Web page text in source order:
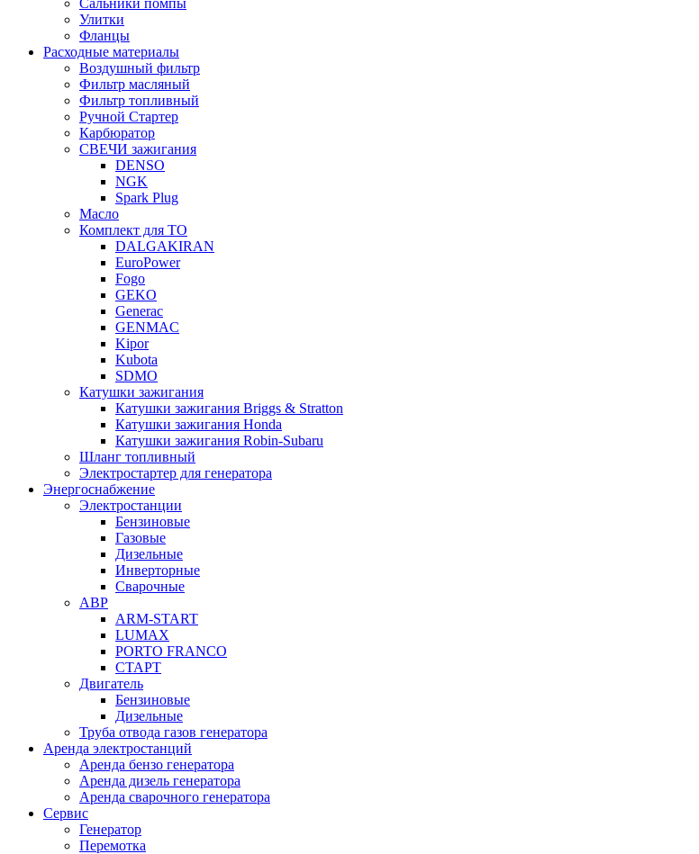
Сальники помпы
Улитки
Фланцы
Расходные материалы
Воздушный фильтр
Фильтр масляный
Фильтр топливный
Ручной Стартер
Карбюратор
СВЕЧИ зажигания
DENSO
NGK
Spark Plug
Масло
Комплект для ТО
DALGAKIRAN
EuroPower
Fogo
GEKO
Generac
GENMAC
Kipor
Kubota
SDMO
Катушки зажигания
Катушки зажигания Briggs & Stratton
Катушки зажигания Honda
Катушки зажигания Robin-Subaru
Шланг топливный
Электростартер для генератора
Энергоснабжение
Электростанции
Бензиновые
Газовые
Дизельные
Инверторные
Сварочные
АВР
ARM-START
LUMAX
PORTO FRANCO
СТАРТ
Двигатель
Бензиновые
Дизельные
Труба отвода газов генератора
Аренда электростанций
Аренда бензо генератора
Аренда дизель генератора
Аренда сварочного генератора
Сервис
Генератор
Перемотка